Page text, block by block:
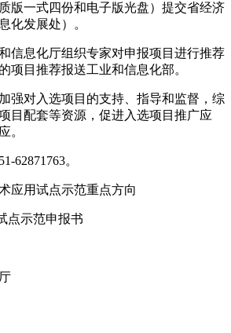
版一式四份和电子版光盘）提交省经济
化发展处）。
信息化厅组织专家对申报项目进行推荐
项目推荐报送工业和信息化部。
强对入选项目的支持、指导和监督，综
目配套等资源，促进入选项目推广应
。
62871763。
应用试点示范重点方向
点示范申报书